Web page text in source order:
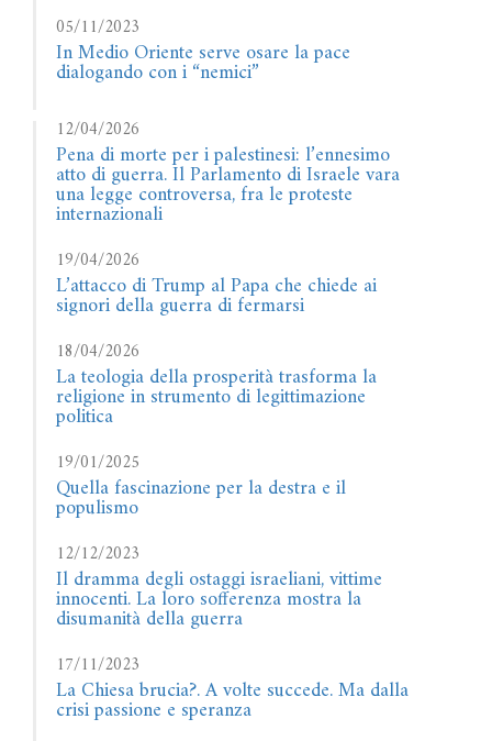
05/11/2023
In Medio Oriente serve osare la pace
dialogando con i “nemici”
12/04/2026
Pena di morte per i palestinesi: l’ennesimo
atto di guerra. Il Parlamento di Israele vara
una legge controversa, fra le proteste
internazionali
19/04/2026
L’attacco di Trump al Papa che chiede ai
signori della guerra di fermarsi
18/04/2026
La teologia della prosperità trasforma la
religione in strumento di legittimazione
politica
19/01/2025
Quella fascinazione per la destra e il
populismo
12/12/2023
Il dramma degli ostaggi israeliani, vittime
innocenti. La loro sofferenza mostra la
disumanità della guerra
17/11/2023
La Chiesa brucia?. A volte succede. Ma dalla
crisi passione e speranza